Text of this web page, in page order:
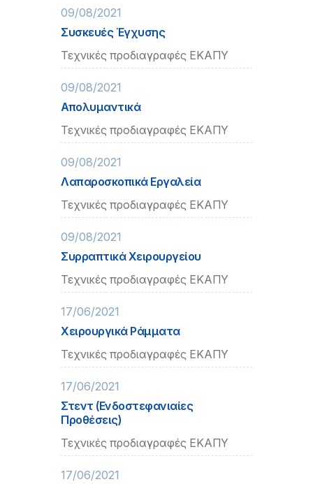
09/08/2021
Συσκευές Έγχυσης
Τεχνικές προδιαγραφές ΕΚΑΠΥ
09/08/2021
Απολυμαντικά
Τεχνικές προδιαγραφές ΕΚΑΠΥ
09/08/2021
Λαπαροσκοπικά Εργαλεία
Τεχνικές προδιαγραφές ΕΚΑΠΥ
09/08/2021
Συρραπτικά Χειρουργείου
Τεχνικές προδιαγραφές ΕΚΑΠΥ
17/06/2021
Χειρουργικά Ράμματα
Τεχνικές προδιαγραφές ΕΚΑΠΥ
17/06/2021
Στεντ (Ενδοστεφανιαίες
Προθέσεις)
Τεχνικές προδιαγραφές ΕΚΑΠΥ
17/06/2021